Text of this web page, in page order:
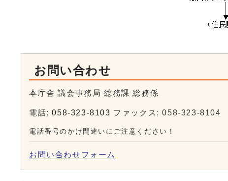
お問い合わせ
本庁舎 議会事務局 総務課 総務係
電話:058-323-8103 ファックス: 058-323-8104
電話番号のかけ間違いにご注意ください！
お問い合わせフォーム